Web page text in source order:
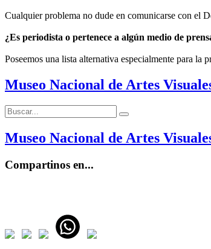
Cualquier problema no dude en comunicarse con el
¿Es periodista o pertenece a algún medio de
Poseemos una lista alternativa especialmente para la
Museo Nacional de Artes
Buscar:
Buscar
Museo Nacional de Artes
Compartinos en...